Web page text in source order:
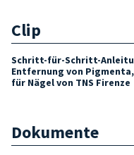
Clip
Schritt-für-Schritt-
Entfernung von
für Nägel von TNS Firenze
Dokumente